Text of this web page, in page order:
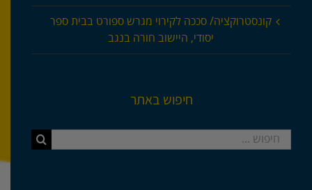
קונסטרוקציה/ סככה לקירוי מגרש ספורט בבית ספר
יסודי, היישוב חורה בנגב
חיפוש באתר
חיפוש...